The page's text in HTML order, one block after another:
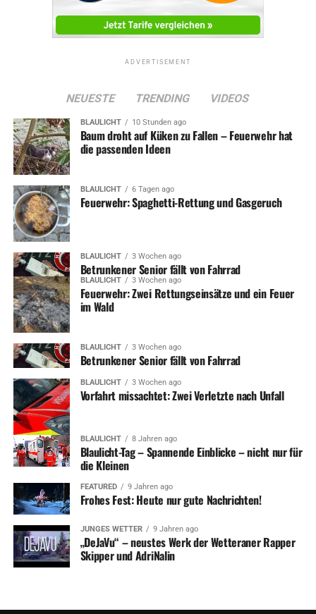
ADVERTISEMENT
NEUESTE TRENDING VIDEOS
BLAULICHT 10 Stunden ago
Baum droht auf Küken zu Fallen – Feuerwehr hat
die passenden Ideen
BLAULICHT 6 Tagen ago
Feuerwehr: Spaghetti-Rettung und Gasgeruch
BLAULICHT 3 Wochen ago
Betrunkener Senior fällt von Fahrrad
BLAULICHT 3 Wochen ago
Feuerwehr: Zwei Rettungseinsätze und ein Feuer
im Wald
BLAULICHT 3 Wochen ago
Betrunkener Senior fällt von Fahrrad
BLAULICHT 3 Wochen ago
Vorfahrt missachtet: Zwei Verletzte nach Unfall
BLAULICHT 8 Jahren ago
Blaulicht-Tag – Spannende Einblicke – nicht nur für
die Kleinen
FEATURED 9 Jahren ago
Frohes Fest: Heute nur gute Nachrichten!
JUNGES WETTER 9 Jahren ago
„DeJaVu“ – neustes Werk der Wetteraner Rapper
Skipper und AdriNalin